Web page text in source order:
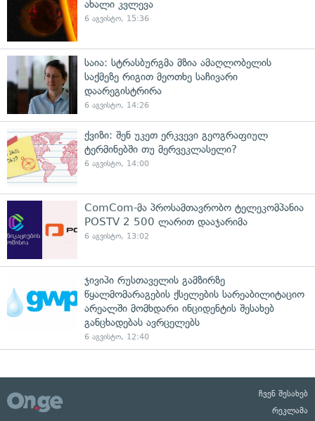
ახალი კვლევა
6 აგვისტო, 15:36
საია: სტრასბურგმა მზია ამაღლობელის
საქმეზე რიგით მეოთხე საჩივარი
დაარეგისტრირა
6 აგვისტო, 14:26
ქვიზი: შენ უკეთ ერკვევი გეოგრაფიულ
ტერმინებში თუ მერვეკლასელი?
6 აგვისტო, 14:00
ComCom-მა პროსამთავრობო ტელეკომპანია
POSTV 2 500 ლარით დააჯარიმა
6 აგვისტო, 13:02
ჯივიპი რუსთაველის გამზირზე
წყალმომარაგების ქსელების სარეაბილიტაციო
არეალში მომხდარი ინციდენტის შესახებ
განცხადებას ავრცელებს
6 აგვისტო, 12:40
ჩვენ შესახებ
რეკლამა